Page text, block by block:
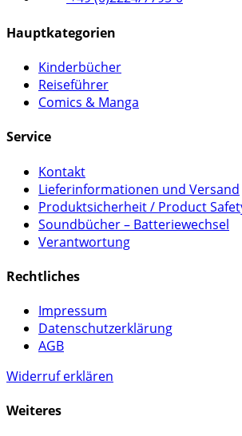
Hauptkategorien
Kinderbücher
Reiseführer
Comics & Manga
Service
Kontakt
Lieferinformationen und Versand
Produktsicherheit / Product
Soundbücher – Batteriewechsel
Verantwortung
Rechtliches
Impressum
Datenschutzerklärung
AGB
Widerruf erklären
Weiteres